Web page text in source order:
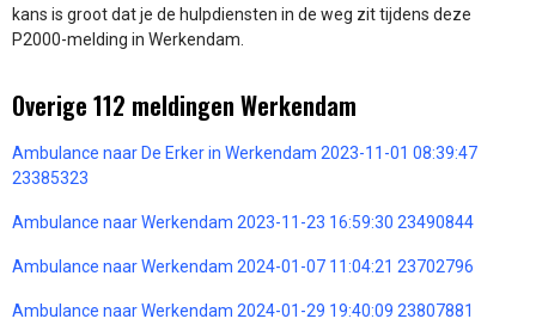
kans is groot dat je de hulpdiensten in de weg zit tijdens deze
P2000-melding in Werkendam.
Overige 112 meldingen Werkendam
Ambulance naar De Erker in Werkendam 2023-11-01 08:39:47
23385323
Ambulance naar Werkendam 2023-11-23 16:59:30 23490844
Ambulance naar Werkendam 2024-01-07 11:04:21 23702796
Ambulance naar Werkendam 2024-01-29 19:40:09 23807881